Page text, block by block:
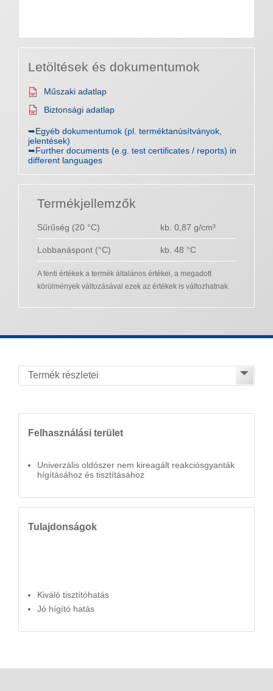
Letöltések és dokumentumok
Műszaki adatlap
Biztonsági adatlap
➥Egyéb dokumentumok (pl. terméktanúsítványok,
jelentések)
➥Further documents (e.g. test certificates / reports) in
different languages
Termékjellemzők
Sűrűség (20 °C) kb. 0,87 g/cm³
Lobbanáspont (°C) kb. 48 °C
A fenti értékek a termék általános értékei, a megadott
körülmények változásával ezek az értékek is változhatnak.
Felhasználási terület
Univerzális oldószer nem kireagált reakciósgyanták
hígításához és tisztításához
Tulajdonságok
Kiváló tisztítóhatás
Jó hígító hatás